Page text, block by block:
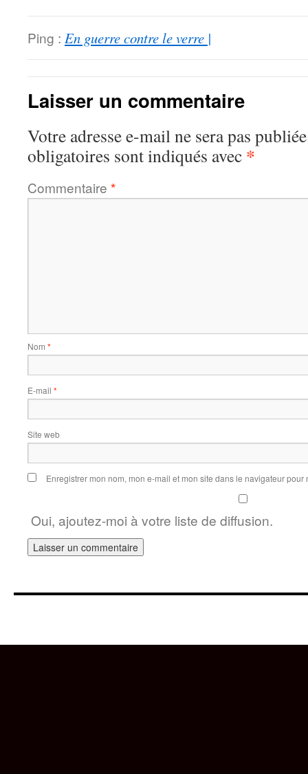
Ping : En guerre contre le verre |
Laisser un commentaire
Votre adresse e-mail ne sera pas
obligatoires sont indiqués avec *
Commentaire *
Nom *
E-mail *
Site web
Enregistrer mon nom, mon e-mail et mon site dans le navigateur
Oui, ajoutez-moi à votre liste de diffusion.